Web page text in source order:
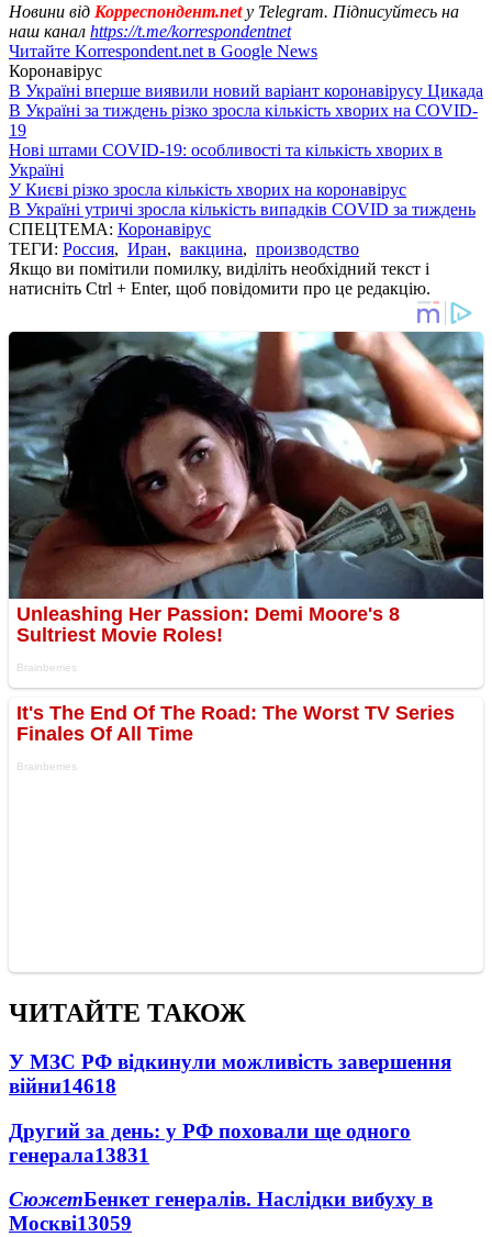
Новини від Корреспондент.netу Telegram. Підписуйтесь на
наш канал https://t.me/korrespondentnet
Читайте Korrespondent.net в Google News
Коронавірус
В Україні вперше виявили новий варіант коронавірусу Цикада
В Україні за тиждень різко зросла кількість хворих на COVID-
19
Нові штами COVID-19: особливості та кількість хворих в
Україні
У Києві різко зросла кількість хворих на коронавірус
В Україні утричі зросла кількість випадків COVID за тиждень
СПЕЦТЕМА: Коронавірус
ТЕГИ: Россия, Иран, вакцина, производство
Якщо ви помітили помилку, виділіть необхідний текст і
натисніть Ctrl + Enter, щоб повідомити про це редакцію.
ЧИТАЙТЕ ТАКОЖ
У МЗС РФ відкинули можливість завершення
війни14618
Другий за день: у РФ поховали ще одного
генерала13831
СюжетБенкет генералів. Наслідки вибуху в
Москві13059